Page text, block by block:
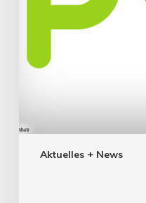
Aktuelles + News